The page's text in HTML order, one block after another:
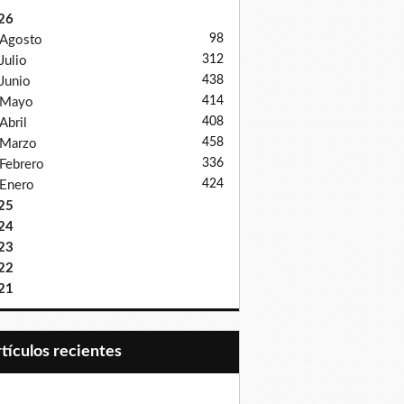
Agosto
98
Julio 312
Junio 438
Mayo 414
Abril 408
Marzo 458
Febrero 336
Enero 424
recientes